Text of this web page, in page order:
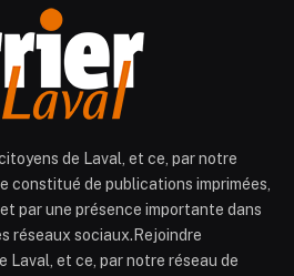
de Laval, et ce, par notre
constitué de publications imprimées,
par une présence importante dans
réseaux sociaux.Rejoindre
Laval, et ce, par notre réseau de